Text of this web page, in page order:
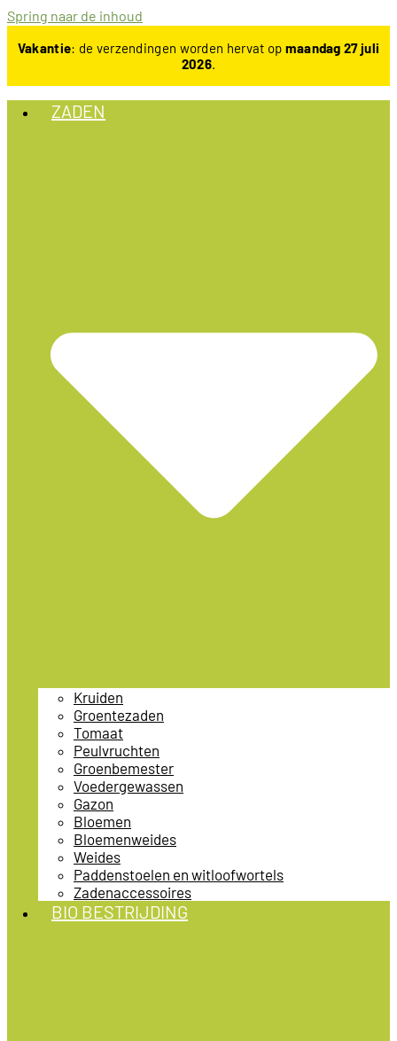
Spring naar de inhoud
Vakantie: de verzendingen worden hervat op maandag 27 juli
2026.
ZADEN
Kruiden
Groentezaden
Tomaat
Peulvruchten
Groenbemester
Voedergewassen
Gazon
Bloemen
Bloemenweides
Weides
Paddenstoelen en witloofwortels
Zadenaccessoires
BIO BESTRIJDING